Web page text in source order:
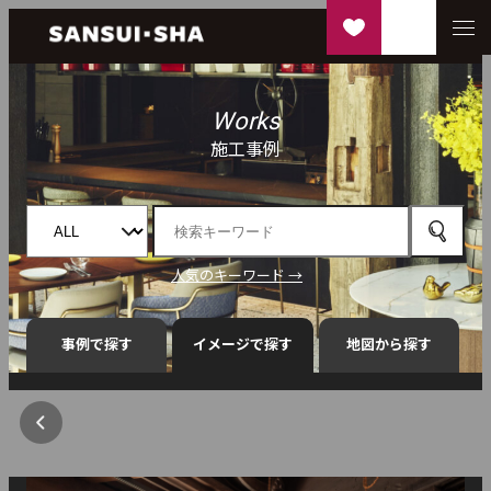
Works
施工事例
人気のキーワード →
事例で探す イメージで探す 地図から探す